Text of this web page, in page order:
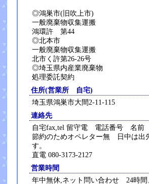
◎鴻巣市(旧吹上市)
一般廃棄物収集運搬
鴻環許 第44
◎北本市
一般廃棄物収集運搬
北市く許第26-26号
◎埼玉県内産業廃棄物
処理委託契約
住所(営業所 自宅)
埼玉県鴻巣市大間2-11-115
連絡先
自宅fax,tel 留守電 電話番号 名前
節約のためオペレター無 日中は出
す。
直電 080-3173-2127
営業時間
年中無休,ネット問い合わせ 24時間